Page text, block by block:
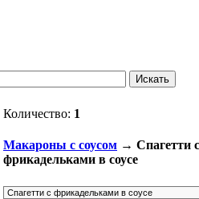
Количество: 1
Макароны с соусом → Спагетти с
фрикадельками в соусе